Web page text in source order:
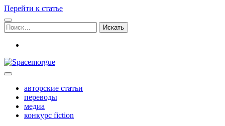
Перейти к статье
Поиск:
Spacemorgue
авторские статьи
переводы
медиа
конкурс fiction